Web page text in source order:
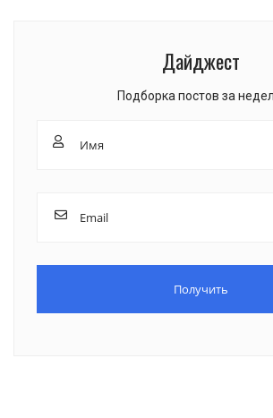
Дайджест
Подборка постов за